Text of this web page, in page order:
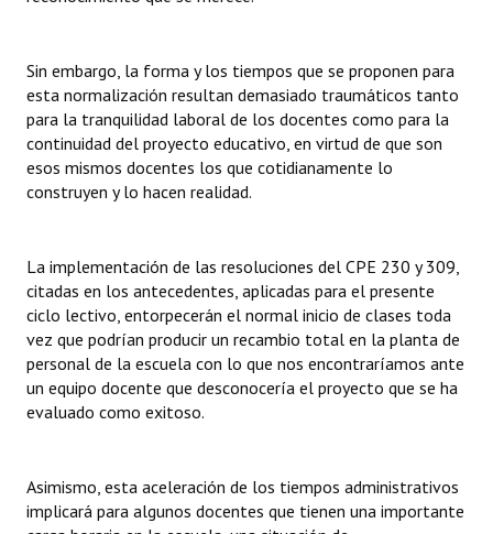
Resoluciones de Presidencia
Antiguos Pobladores
Noticias Destacadas
Registros y Distinciones
Premio al Mérito - Registro
Audiencias Públicas - Registro
Mujeres que Dejaron Huellas - Registro
Periodistas Decanos - Registro
Banca del Vecino - Registro
Sin embargo, la forma y los tiempos que se proponen para
esta normalización resultan demasiado traumáticos tanto
para la tranquilidad laboral de los docentes como para la
continuidad del proyecto educativo, en virtud de que son
esos mismos docentes los que cotidianamente lo
construyen y lo hacen realidad.
La implementación de las resoluciones del CPE 230 y 309,
citadas en los antecedentes, aplicadas para el presente
ciclo lectivo, entorpecerán el normal inicio de clases toda
vez que podrían producir un recambio total en la planta de
personal de la escuela con lo que nos encontraríamos ante
un equipo docente que desconocería el proyecto que se ha
evaluado como exitoso.
Asimismo, esta aceleración de los tiempos administrativos
implicará para algunos docentes que tienen una importante